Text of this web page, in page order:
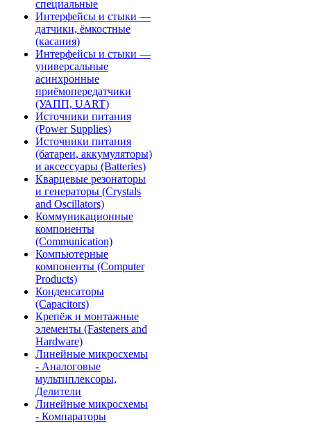
специальные
Интерфейсы и стыки —
датчики, ёмкостные
(касания)
Интерфейсы и стыки —
универсальные
асинхронные
приёмопередатчики
(УАПП, UART)
Источники питания
(Power Supplies)
Источники питания
(батареи, аккумуляторы)
и аксессуары (Batteries)
Кварцевые резонаторы
и генераторы (Crystals
and Oscillators)
Коммуникационные
компоненты
(Communication)
Компьютерные
компоненты (Computer
Products)
Конденсаторы
(Capacitors)
Крепёж и монтажные
элементы (Fasteners and
Hardware)
Линейные микросхемы
- Аналоговые
мультиплексоры,
Делители
Линейные микросхемы
- Компараторы